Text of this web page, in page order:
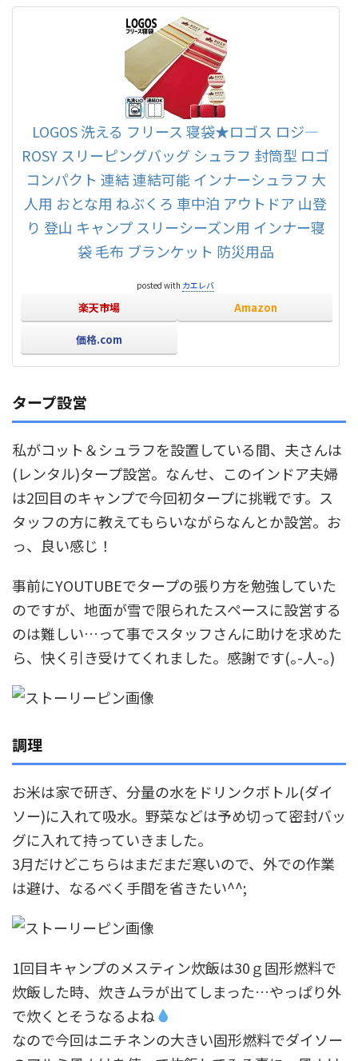
LOGOS 洗える フリース 寝袋★ロゴス ロジ―
ROSY スリーピングバッグ シュラフ 封筒型 ロゴ
コンパクト 連結 連結可能 インナーシュラフ 大
人用 おとな用 ねぶくろ 車中泊 アウトドア 山登
り 登山 キャンプ スリーシーズン用 インナー寝
袋 毛布 ブランケット 防災用品
posted with カエレバ
楽天市場 Amazon
価格.com
タープ設営
私がコット＆シュラフを設置している間、夫さんは
(レンタル)タープ設営。なんせ、このインドア夫婦
は2回目のキャンプで今回初タープに挑戦です。ス
タッフの方に教えてもらいながらなんとか設営。お
っ、良い感じ！
事前にYOUTUBEでタープの張り方を勉強していた
のですが、地面が雪で限られたスペースに設営する
のは難しい…って事でスタッフさんに助けを求めた
ら、快く引き受けてくれました。感謝です(｡-人-｡)
調理
お米は家で研ぎ、分量の水をドリンクボトル(ダイ
ソー)に入れて吸水。野菜などは予め切って密封バッ
グに入れて持っていきました。
3月だけどこちらはまだまだ寒いので、外での作業
は避け、なるべく手間を省きたい^^;
1回目キャンプのメスティン炊飯は30ｇ固形燃料で
炊飯した時、炊きムラが出てしまった…やっぱり外
で炊くとそうなるよね
なので今回はニチネンの大きい固形燃料でダイソー